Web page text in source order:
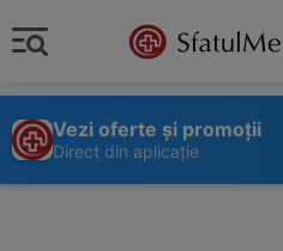
Vezi oferte și promoții
Direct din aplicație